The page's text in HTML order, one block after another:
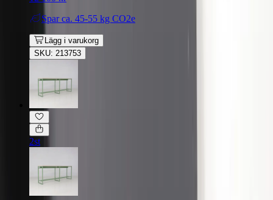
Spar ca. 45-55 kg CO2e
Lägg i varukorg
SKU: 213753
2st